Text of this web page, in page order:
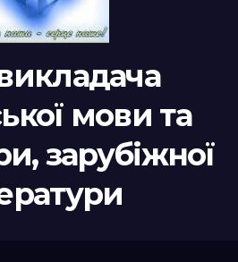
мови та
зарубіжної